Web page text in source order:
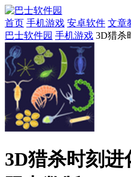
首页 手机游戏 安卓软件 文章
巴士软件园 手机游戏 3D猎杀
3D猎杀时刻进